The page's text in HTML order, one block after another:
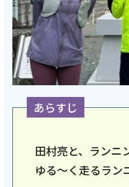
安全・安心ガイド
放送番組審議会議事録
情報セキュリティ基本
プライバシーポリシー
あらすじ
田村亮と、ランニ
ゆる〜く走るラン